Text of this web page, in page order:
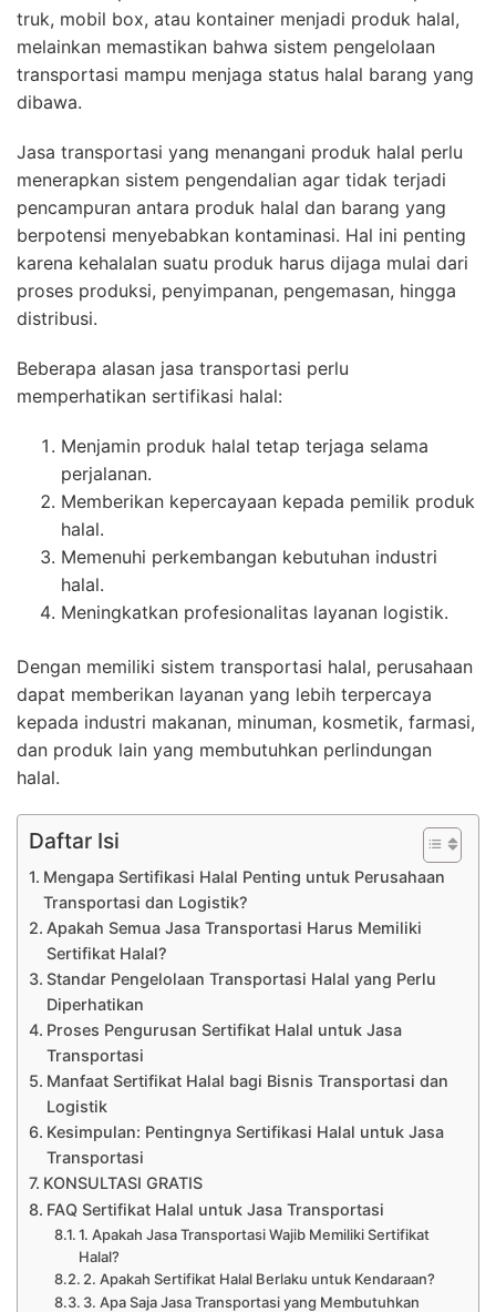
truk, mobil box, atau kontainer menjadi produk halal,
melainkan memastikan bahwa sistem pengelolaan
transportasi mampu menjaga status halal barang yang
dibawa.
Jasa transportasi yang menangani produk halal perlu
menerapkan sistem pengendalian agar tidak terjadi
pencampuran antara produk halal dan barang yang
berpotensi menyebabkan kontaminasi. Hal ini penting
karena kehalalan suatu produk harus dijaga mulai dari
proses produksi, penyimpanan, pengemasan, hingga
distribusi.
Beberapa alasan jasa transportasi perlu
memperhatikan sertifikasi halal:
Menjamin produk halal tetap terjaga selama
perjalanan.
Memberikan kepercayaan kepada pemilik produk
halal.
Memenuhi perkembangan kebutuhan industri
halal.
Meningkatkan profesionalitas layanan logistik.
Dengan memiliki sistem transportasi halal, perusahaan
dapat memberikan layanan yang lebih terpercaya
kepada industri makanan, minuman, kosmetik, farmasi,
dan produk lain yang membutuhkan perlindungan
halal.
Daftar Isi
Mengapa Sertifikasi Halal Penting untuk Perusahaan
Transportasi dan Logistik?
Apakah Semua Jasa Transportasi Harus Memiliki
Sertifikat Halal?
Standar Pengelolaan Transportasi Halal yang Perlu
Diperhatikan
Proses Pengurusan Sertifikat Halal untuk Jasa
Transportasi
Manfaat Sertifikat Halal bagi Bisnis Transportasi dan
Logistik
Kesimpulan: Pentingnya Sertifikasi Halal untuk Jasa
Transportasi
KONSULTASI GRATIS
FAQ Sertifikat Halal untuk Jasa Transportasi
1. Apakah Jasa Transportasi Wajib Memiliki Sertifikat
Halal?
2. Apakah Sertifikat Halal Berlaku untuk Kendaraan?
3. Apa Saja Jasa Transportasi yang Membutuhkan